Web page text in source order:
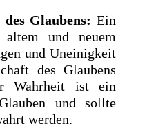
Glaubens: Ein
altem und neuem
und Uneinigkeit
des Glaubens
Wahrheit ist ein
und sollte
werden.